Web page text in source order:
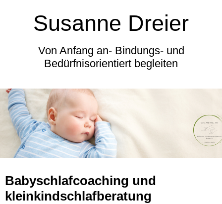
Susanne Dreier
Von Anfang an- Bindungs- und
Bedürfnisorientiert begleiten
Babyschlafcoaching und
kleinkindschlafberatung